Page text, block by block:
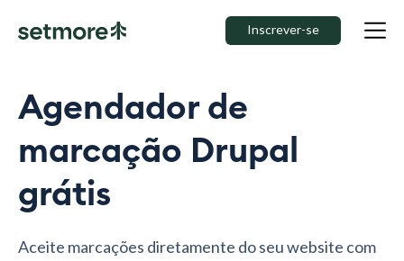
Inscrever-se
Agendador de
marcação Drupal
grátis
Aceite marcações diretamente do seu website com